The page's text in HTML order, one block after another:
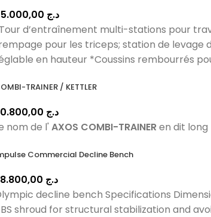
د.ج
d’entraînement multi-stations pour
pour les triceps; station de levage
en hauteur *Coussins rembourrés
TRAINER / KETTLER
د.ج
nom de l'AXOS COMBI-TRAINERen dit long
Commercial Decline Bench
د.ج
decline bench Specifications
shroud for structural stabilization and